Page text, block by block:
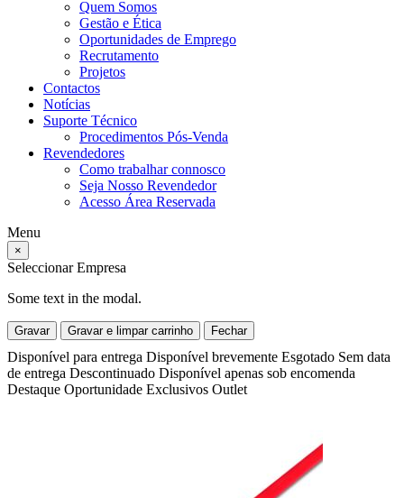
Quem Somos
Gestão e Ética
Oportunidades de Emprego
Recrutamento
Projetos
Contactos
Notícias
Suporte Técnico
Procedimentos Pós-Venda
Revendedores
Como trabalhar connosco
Seja Nosso Revendedor
Acesso Área Reservada
Menu
×
Seleccionar Empresa
Some text in the modal.
Gravar Gravar e limpar carrinho Fechar
Disponível para entrega Disponível brevemente Esgotado Sem data
de entrega Descontinuado Disponível apenas sob encomenda
Destaque Oportunidade Exclusivos Outlet